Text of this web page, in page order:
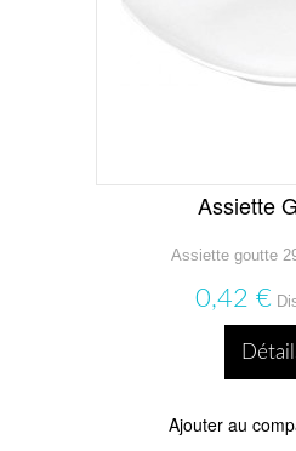
Assiette
Assiette goutte
0,42 €
Ajouter au